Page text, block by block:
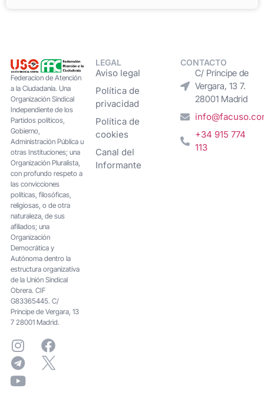
Federacion de Atención
a la Ciudadanía. Una
Organización Sindical
Independiente de los
Partidos políticos,
Gobierno,
Administración Pública u
otras Instituciones; una
Organización Pluralista,
con profundo respeto a
las convicciones
políticas, filosóficas,
religiosas, o de otra
naturaleza, de sus
afiliados; una
Organización
Democrática y
Autónoma dentro la
estructura organizativa
de la Unión Sindical
Obrera. CIF
G83365445. C/
Principe de Vergara, 13
7 28001 Madrid.
LEGAL
Aviso legal
Política de
privacidad
Política de
cookies
Canal del
Informante
CONTACTO
C/ Príncipe de
Vergara, 13 7.
28001 Madrid
+34 915 774
113